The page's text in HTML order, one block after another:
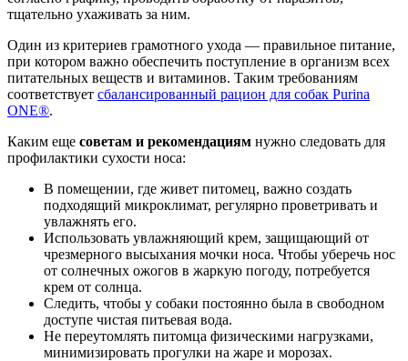
тщательно ухаживать за ним.
Один из критериев грамотного ухода — правильное питание,
при котором важно обеспечить поступление в организм всех
питательных веществ и витаминов. Таким требованиям
соответствует сбалансированный рацион для собак Purina
ONE®.
Каким еще советам и рекомендациям нужно следовать для
профилактики сухости носа:
В помещении, где живет питомец, важно создать
подходящий микроклимат, регулярно проветривать и
увлажнять его.
Использовать увлажняющий крем, защищающий от
чрезмерного высыхания мочки носа. Чтобы уберечь нос
от солнечных ожогов в жаркую погоду, потребуется
крем от солнца.
Следить, чтобы у собаки постоянно была в свободном
доступе чистая питьевая вода.
Не переутомлять питомца физическими нагрузками,
минимизировать прогулки на жаре и морозах.